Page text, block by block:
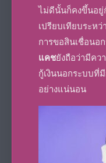
ไม่ดีนั้นก็คงขึ้นอยู่
เปรียบเทียบระหว่
การขอสินเชื่อนอ
แคชยังถือว่ามีคว
กู้เงินนอกระบบที่
อย่างแน่นอน